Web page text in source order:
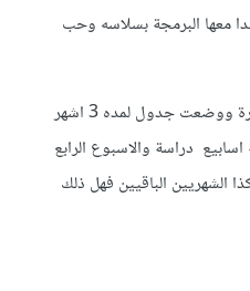
معها البرمجة بسلاسه وحب
علما اني مصمم على تعلم هذه الدورة ووضعت جدول لمده 3 اشهر
اسابيع دراسة والاسبوع الرابع
الباقيين فهل ذلك